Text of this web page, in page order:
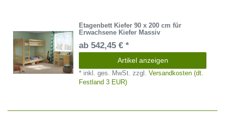
Etagenbett Kiefer 90 x 200 cm für
Erwachsene Kiefer Massiv
ab 542,45 € *
Artikel anzeigen
* inkl. ges. MwSt. zzgl.Versandkosten (dt.
Festland 3 EUR)